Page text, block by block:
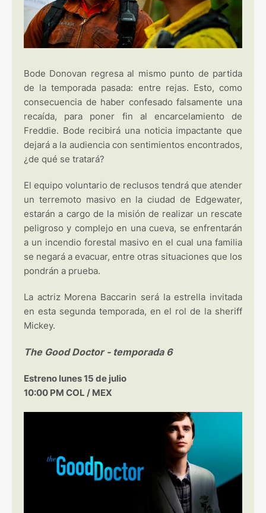
Bode Donovan regresa al mismo punto de partida
de la temporada pasada: entre rejas. Esto, como
consecuencia de haber confesado falsamente una
recaída, para poner fin al encarcelamiento de
Freddie. Bode recibirá una noticia impactante que
dejará a la audiencia con sentimientos encontrados,
¿de qué se tratará?
El equipo voluntario de reclusos tendrá que atender
un terremoto masivo en la ciudad de Edgewater,
estarán a cargo de la misión de realizar un rescate
peligroso y complejo en una cueva, se enfrentarán
a un incendio forestal masivo en el cual una familia
se negará a evacuar, entre otras situaciones que los
pondrán a prueba.
La actriz Morena Baccarin será la estrella invitada
en esta segunda temporada, en el rol de la sheriff
Mickey.
The Good Doctor - temporada 6
Estreno lunes 15 de julio
10:00 PM COL / MEX